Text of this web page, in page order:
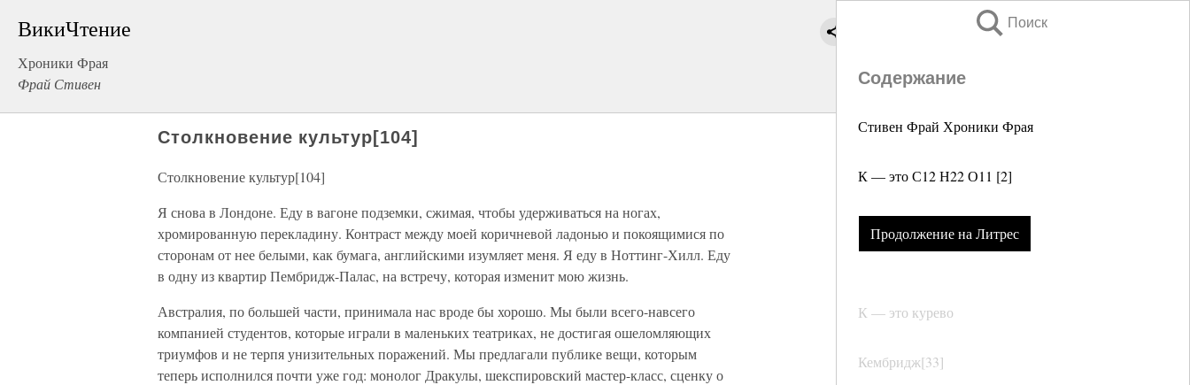
ВикиЧтение
Хроники Фрая
Фрай Стивен
Поиск
Содержание
Стивен Фрай Хроники Фрая
К — это С12 Н22 О11 [2]
Продолжение на Литрес
К — это курево
Кембридж[33]
Столкновение культур[104]
Столкновение культур[104]
Я снова в Лондоне. Еду в вагоне подземки, сжимая, чтобы удерживаться на ногах,
хромированную перекладину. Контраст между моей коричневой ладонью и покоящимися по
сторонам от нее белыми, как бумага, английскими изумляет меня. Я еду в Ноттинг-Хилл. Еду
в одну из квартир Пембридж-Палас, на встречу, которая изменит мою жизнь.
Австралия, по большей части, принимала нас вроде бы хорошо. Мы были всего-навсего
компанией студентов, которые играли в маленьких театриках, не достигая ошеломляющих
триумфов и не терпя унизительных поражений. Мы предлагали публике вещи, которым
теперь исполнился почти уже год: монолог Дракулы, шекспировский мастер-класс, сценку о